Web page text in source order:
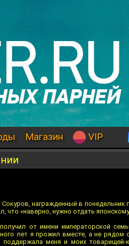
Магазин VIP
награжденный в
что «наверно, нужно отдать
от имени императорской
лет я прожил вместе, а не рядом
поддержала меня и моих товарищей-